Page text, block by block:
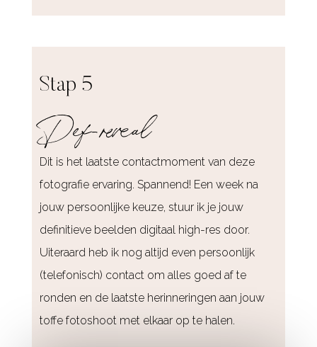
Stap 5
Def-reveal
Dit is het laatste contactmoment van deze
fotografie ervaring. Spannend! Een week na
jouw persoonlijke keuze, stuur ik je jouw
definitieve beelden digitaal high-res door.
Uiteraard heb ik nog altijd even persoonlijk
(telefonisch) contact om alles goed af te
ronden en de laatste herinneringen aan jouw
toffe fotoshoot met elkaar op te halen.